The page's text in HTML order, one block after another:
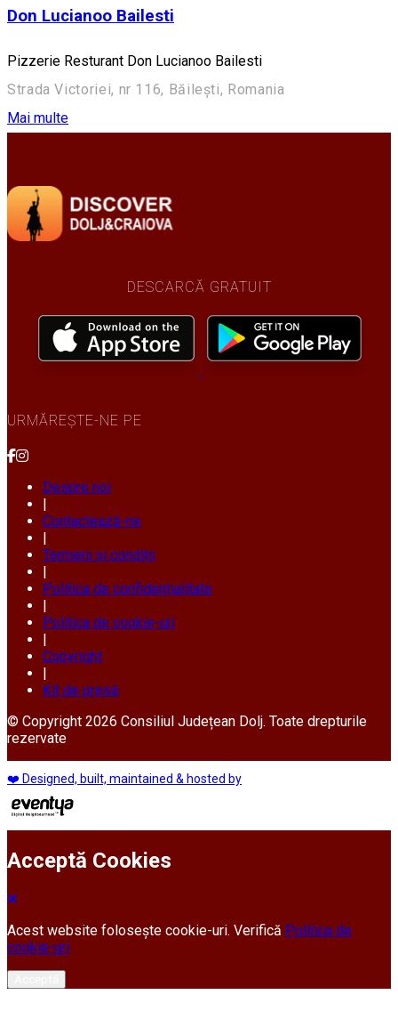
Don Lucianoo Bailesti
Pizzerie Resturant Don Lucianoo Bailesti
Strada Victoriei, nr 116, Băilești, Romania
Mai multe
DESCARCĂ GRATUIT
URMĂREȘTE-NE PE
Despre noi
Contactează-ne
Termeni și condiții
Politica de confidențialitate
Politica de cookie-uri
Copyright
Kit de presă
© Copyright 2026 Consiliul Județean Dolj. Toate drepturile
rezervate
❤️ Designed, built, maintained & hosted by
Acceptă Cookies
Acest website folosește cookie-uri. Verifică Politica de
cookie-uri